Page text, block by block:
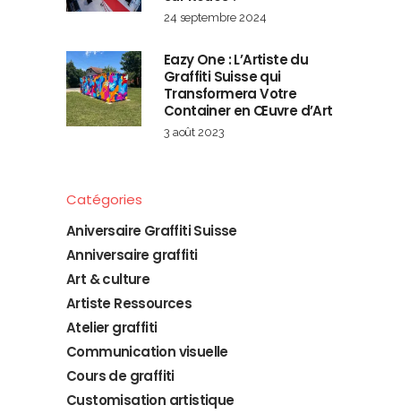
24 septembre 2024
Eazy One : L’Artiste du
Graffiti Suisse qui
Transformera Votre
Container en Œuvre d’Art
3 août 2023
Catégories
Aniversaire Graffiti Suisse
Anniversaire graffiti
Art & culture
Artiste Ressources
Atelier graffiti
Communication visuelle
Cours de graffiti
Customisation artistique